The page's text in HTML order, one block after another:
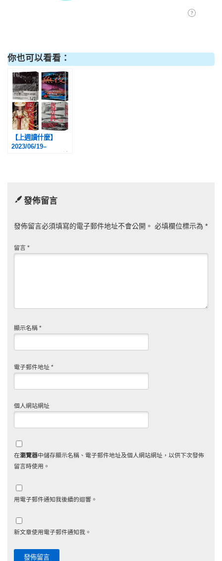
你也可以看看：
【上週讀什麼】
2023/06/19–
發佈留言
發佈留言必須填寫的電子郵件地址不會公開。 必填欄位標示為 *
留言 *
顯示名稱 *
電子郵件地址 *
個人網站網址
在瀏覽器中儲存顯示名稱、電子郵件地址及個人網站網址，以供下次發佈
留言時使用。
用電子郵件通知我後續的迴響。
新文章使用電子郵件通知我。